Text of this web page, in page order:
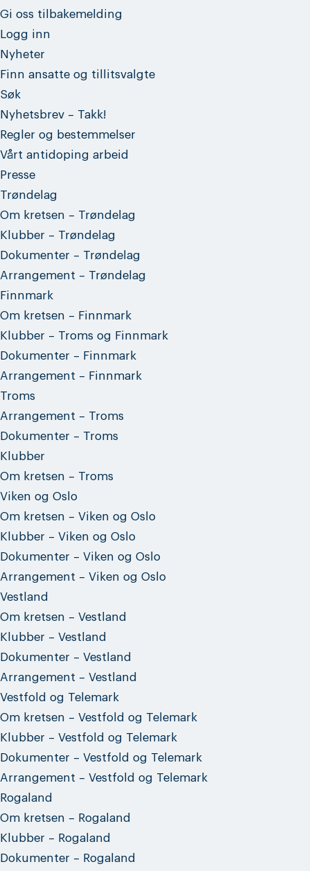
Gi oss tilbakemelding
Logg inn
Nyheter
Finn ansatte og tillitsvalgte
Søk
Nyhetsbrev – Takk!
Regler og bestemmelser
Vårt antidoping arbeid
Presse
Trøndelag
Om kretsen – Trøndelag
Klubber – Trøndelag
Dokumenter – Trøndelag
Arrangement – Trøndelag
Finnmark
Om kretsen – Finnmark
Klubber – Troms og Finnmark
Dokumenter – Finnmark
Arrangement – Finnmark
Troms
Arrangement – Troms
Dokumenter – Troms
Klubber
Om kretsen – Troms
Viken og Oslo
Om kretsen – Viken og Oslo
Klubber – Viken og Oslo
Dokumenter – Viken og Oslo
Arrangement – Viken og Oslo
Vestland
Om kretsen – Vestland
Klubber – Vestland
Dokumenter – Vestland
Arrangement – Vestland
Vestfold og Telemark
Om kretsen – Vestfold og Telemark
Klubber – Vestfold og Telemark
Dokumenter – Vestfold og Telemark
Arrangement – Vestfold og Telemark
Rogaland
Om kretsen – Rogaland
Klubber – Rogaland
Dokumenter – Rogaland